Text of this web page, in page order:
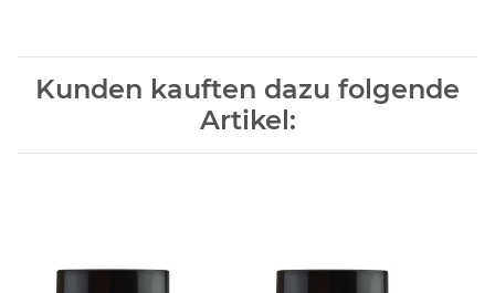
Kunden kauften dazu folgende
Artikel: